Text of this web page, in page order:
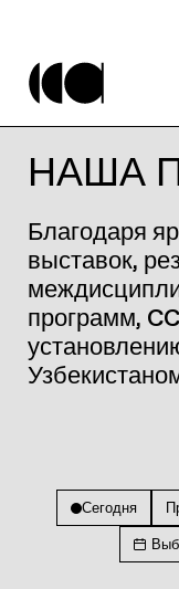
НАША
Благодаря
выставок,
программ,
Сегодня